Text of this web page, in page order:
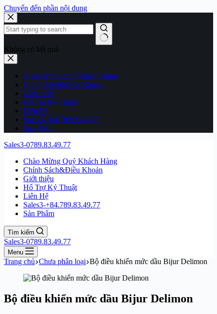
Chuyển đến phần nội dung
Không có kết quả
Chào Mừng Quý Khách Hàng
Chính Sách&Điều Khoản
Giới thiệu
Hổ Trợ Kỷ Thuật
Liên Hệ
Sales3-+84.789.83.49.77
Sản Phẩm
Sales3-0789.83.49.77
Chào Mừng Quý Khách Hàng
Chính Sách&Điều Khoản
Giới thiệu
Hổ Trợ Kỷ Thuật
Liên Hệ
Sales3-+84.789.83.49.77
Sản Phẩm
Tìm kiếm
Sales3-0789.83.49.77
Menu
Trang chủ Chưa phân loại Bộ điều khiển mức dầu Bijur Delimon
Bộ điều khiển mức dầu Bijur Delimon